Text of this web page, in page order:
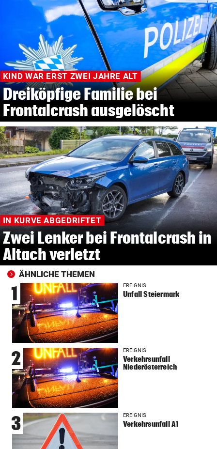
KIND WAR ERST ZWEI JAHRE ALT
Dreiköpfige Familie bei
Frontalcrash ausgelöscht
IN KURVE ABGEDRIFTET
Zwei Lenker bei Frontalcrash in
Altach verletzt
ÄHNLICHE THEMEN
1 EREIGNIS
Unfall Steiermark
2 EREIGNIS
Verkehrsunfall
Niederösterreich
3 EREIGNIS
Verkehrsunfall A1